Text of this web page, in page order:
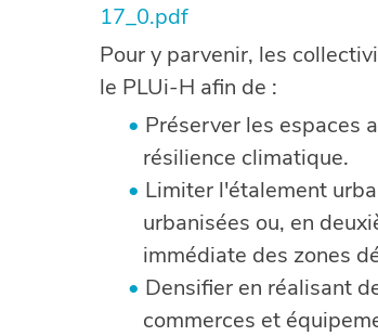
17_0.pdf
Pour y parvenir, les
le PLUi-H afin de :
Préserver les espaces
résilience climatique.
Limiter l'étalement
urbanisées ou, en
immédiate des zones
Densifier en réalisant
commerces et